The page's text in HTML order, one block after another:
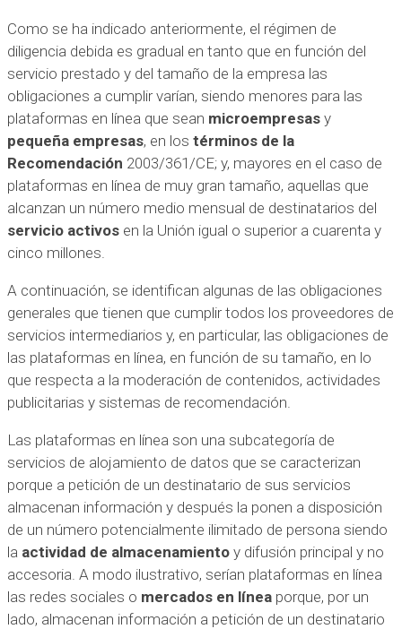
Como se ha indicado anteriormente, el régimen de
diligencia debida es gradual en tanto que en función del
servicio prestado y del tamaño de la empresa las
obligaciones a cumplir varían, siendo menores para las
plataformas en línea que sean microempresas y
pequeña empresas, en los términos de la
Recomendación 2003/361/CE; y, mayores en el caso de
plataformas en línea de muy gran tamaño, aquellas que
alcanzan un número medio mensual de destinatarios del
servicio activos en la Unión igual o superior a cuarenta y
cinco millones.
A continuación, se identifican algunas de las obligaciones
generales que tienen que cumplir todos los proveedores de
servicios intermediarios y, en particular, las obligaciones de
las plataformas en línea, en función de su tamaño, en lo
que respecta a la moderación de contenidos, actividades
publicitarias y sistemas de recomendación.
Las plataformas en línea son una subcategoría de
servicios de alojamiento de datos que se caracterizan
porque a petición de un destinatario de sus servicios
almacenan información y después la ponen a disposición
de un número potencialmente ilimitado de persona siendo
la actividad de almacenamiento y difusión principal y no
accesoria. A modo ilustrativo, serían plataformas en línea
las redes sociales o mercados en línea porque, por un
lado, almacenan información a petición de un destinatario